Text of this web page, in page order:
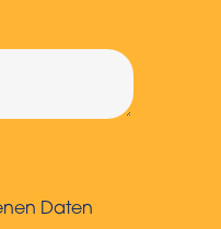
Daten